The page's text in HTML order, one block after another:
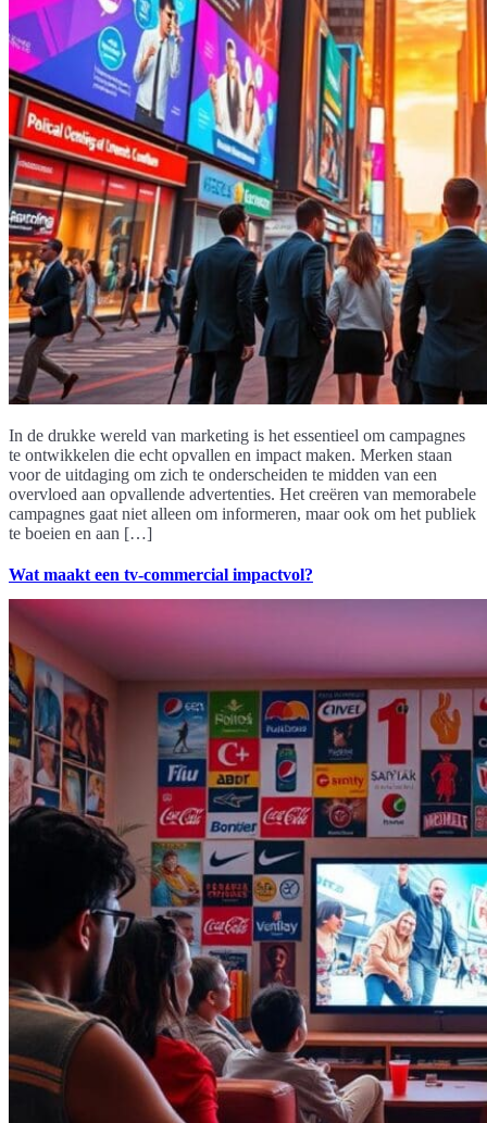
In de drukke wereld van marketing is het essentieel om campagnes
te ontwikkelen die echt opvallen en impact maken. Merken staan
voor de uitdaging om zich te onderscheiden te midden van een
overvloed aan opvallende advertenties. Het creëren van memorabele
campagnes gaat niet alleen om informeren, maar ook om het publiek
te boeien en aan […]
Wat maakt een tv-commercial impactvol?